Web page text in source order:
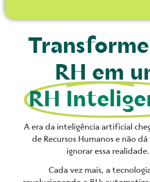
RH em
RH
A era da inteligência artificial
de Recursos Humanos e não dá
ignorar essa realidade.
Cada vez mais, a